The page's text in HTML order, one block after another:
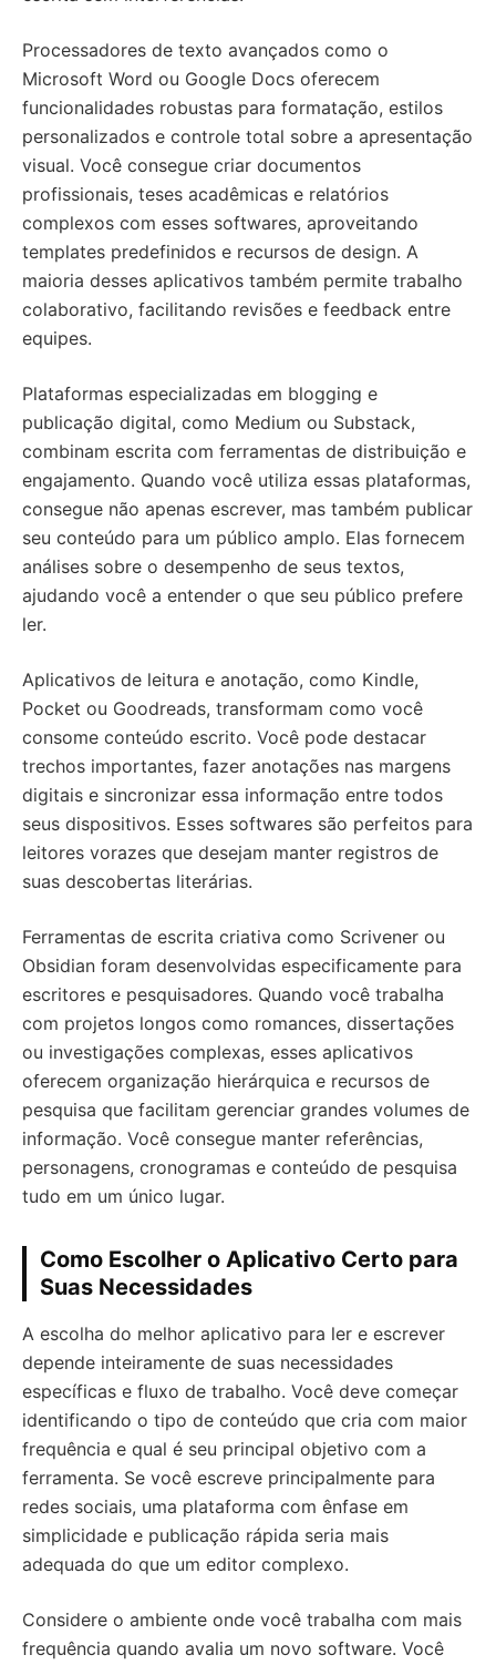
Processadores de texto avançados como o
Microsoft Word ou Google Docs oferecem
funcionalidades robustas para formatação, estilos
personalizados e controle total sobre a apresentação
visual. Você consegue criar documentos
profissionais, teses acadêmicas e relatórios
complexos com esses softwares, aproveitando
templates predefinidos e recursos de design. A
maioria desses aplicativos também permite trabalho
colaborativo, facilitando revisões e feedback entre
equipes.
Plataformas especializadas em blogging e
publicação digital, como Medium ou Substack,
combinam escrita com ferramentas de distribuição e
engajamento. Quando você utiliza essas plataformas,
consegue não apenas escrever, mas também publicar
seu conteúdo para um público amplo. Elas fornecem
análises sobre o desempenho de seus textos,
ajudando você a entender o que seu público prefere
ler.
Aplicativos de leitura e anotação, como Kindle,
Pocket ou Goodreads, transformam como você
consome conteúdo escrito. Você pode destacar
trechos importantes, fazer anotações nas margens
digitais e sincronizar essa informação entre todos
seus dispositivos. Esses softwares são perfeitos para
leitores vorazes que desejam manter registros de
suas descobertas literárias.
Ferramentas de escrita criativa como Scrivener ou
Obsidian foram desenvolvidas especificamente para
escritores e pesquisadores. Quando você trabalha
com projetos longos como romances, dissertações
ou investigações complexas, esses aplicativos
oferecem organização hierárquica e recursos de
pesquisa que facilitam gerenciar grandes volumes de
informação. Você consegue manter referências,
personagens, cronogramas e conteúdo de pesquisa
tudo em um único lugar.
Como Escolher o Aplicativo Certo para
Suas Necessidades
A escolha do melhor aplicativo para ler e escrever
depende inteiramente de suas necessidades
específicas e fluxo de trabalho. Você deve começar
identificando o tipo de conteúdo que cria com maior
frequência e qual é seu principal objetivo com a
ferramenta. Se você escreve principalmente para
redes sociais, uma plataforma com ênfase em
simplicidade e publicação rápida seria mais
adequada do que um editor complexo.
Considere o ambiente onde você trabalha com mais
frequência quando avalia um novo software. Você